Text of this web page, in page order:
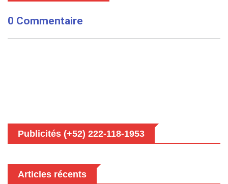
0 Commentaire
Publicités (+52) 222-118-1953
Articles récents